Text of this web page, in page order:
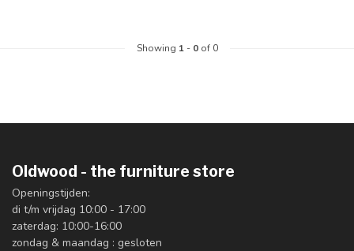
Showing 1- 0of 0
Oldwood - the furniture store
Openingstijden:
di t/m vrijdag 10:00 - 17:00
zaterdag: 10:00-16:00
zondag & maandag : gesloten